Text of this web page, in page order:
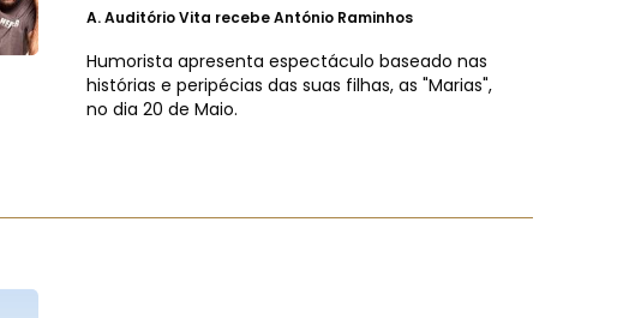
A.Auditório Vita recebe António Raminhos
Humorista apresenta espectáculo baseado nas
histórias e peripécias das suas filhas, as "Marias",
no dia 20 de Maio.